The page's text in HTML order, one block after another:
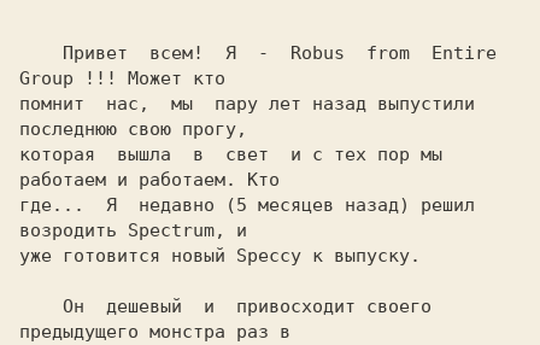
    Привет  всем!
Я  -  Robus  from Entire
Group !!!
Может кто
помнит  нас,  мы  пару лет назад выпустили
последнюю свою прогу,
которая  вышла  в  свет  и с тех пор мы
работаем и работаем. Кто
где...  Я  недавно (5 месяцев назад) решил
возродить Spectrum, и
предыдущего монстра раз в